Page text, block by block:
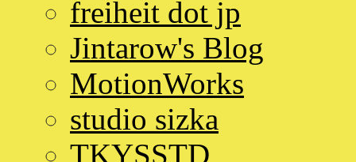
freiheit dot jp
Jintarow's Blog
MotionWorks
studio sizka
TKYSSTD